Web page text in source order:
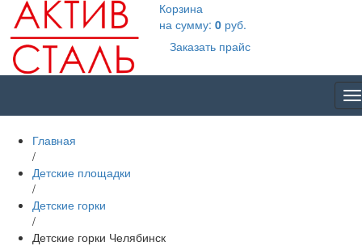
Корзина
на сумму: 0руб.
Заказать прайс
Главная
/
Детские площадки
/
Детские горки
/
Детские горки Челябинск